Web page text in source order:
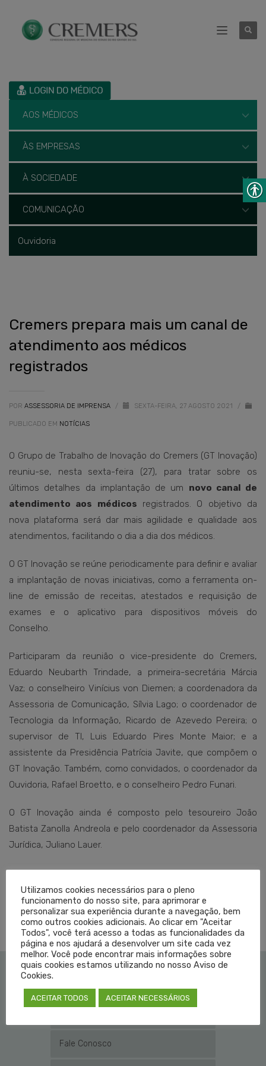
AOS MÉDICOS
ÀS EMPRESAS
À SOCIEDADE
COMUNICAÇÃO
Ouvidoria
Cremers prepara mais um canal de
atendimento aos médicos
registrados
POR ASSESSORIA DE IMPRENSA / SEXTA-FEIRA, 27 AGOSTO 2021 /
PUBLICADO EM NOTÍCIAS
O Grupo de Trabalho de Inovação do Cremers (GT Inovação)
reuniu-se, nesta sexta-feira (27), para tratar sobre os
últimos detalhes da implantação de um novo canal de
atendimento aos médicos registrados. O objetivo da
nova plataforma será dar mais agilidade e qualidade aos
atendimentos, facilitando o dia a dia dos médicos.
O GT Inovação se reúne periodicamente para definir e avaliar
a implantação de novas iniciativas, como a ferramenta on-
line de emissão de receitas, atestados e requisição de
exames e o aplicativo para dispositivos móveis do
Conselho.
Participaram da reunião o vice-presidente do Cremers,
Eduardo Neubarth Trindade, a primeira-secretária Márcia
Vaz; o conselheiro Vinícius von Diemen; a coordenadora da
Assessoria de Comunicação, Sílvia Lago; o coordenador de
Tecnologia da Informação, Ricardo de Azevedo Pereira; o
supervisor de TI, Luis Eduardo Pires Monte Maior; e a
assistente da Presidência Patrícia Javite, que compõem o
GT Inovação. Também, como convidados, o coordenador da
Ouvidoria, Rafael Broetto, e o conselheiro Pedro Funari.
O GT Inovação ainda é composto pelo tesoureiro João
Batista Zanolla Andreola e pelo coordenador da Assessoria
Jurídica, Juliano Lauer.
TAGGED EM: CANAL CREMERS,CANAL DE COMUNICAÇÃO ,CANAL DE RELACIONAMENTO
CRM RS,INOVAÇÃO,TECNOLOGIA
Fale Conosco
Utilizamos cookies necessários para o pleno
funcionamento do nosso site, para aprimorar e
personalizar sua experiência durante a navegação, bem
como outros cookies adicionais. Ao clicar em "Aceitar
Todos", você terá acesso a todas as funcionalidades da
página e nos ajudará a desenvolver um site cada vez
melhor. Você pode encontrar mais informações sobre
quais cookies estamos utilizando no nosso Aviso de
Cookies.
ACEITAR TODOS ACEITAR NECESSÁRIOS